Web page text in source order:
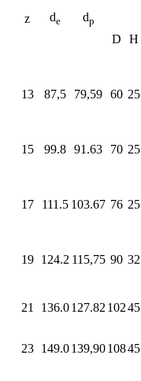
z de dp
D H
13 87,5 79,59 60 25
15 99.8 91.63 70 25
17 111.5 103.67 76 25
19 124.2 115,75 90 32
21 136.0127.82 10245
23 149.0139,9010845